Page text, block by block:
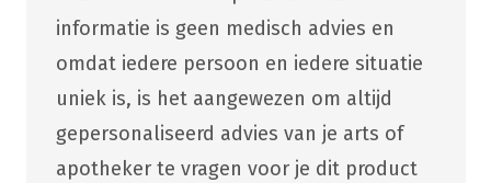
informatie is geen medisch advies en
omdat iedere persoon en iedere situatie
uniek is, is het aangewezen om altijd
gepersonaliseerd advies van je arts of
apotheker te vragen voor je dit product